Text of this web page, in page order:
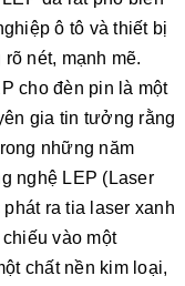
ô tô và thiết bị
nét, mạnh mẽ.
cho đèn pin là một
gia tin tưởng rằng
những năm
nghệ LEP (Laser
ra tia laser xanh
vào một
chất nền kim loại,